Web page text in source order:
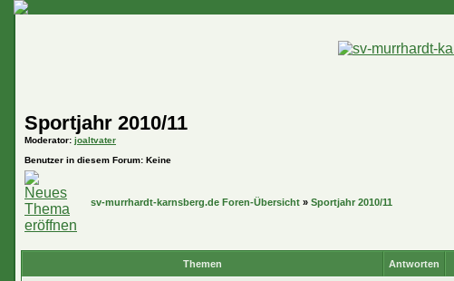
Sportjahr 2010/11
Moderator: joaltvater
Benutzer in diesem Forum: Keine
sv-murrhardt-karnsberg.de Foren-Übersicht » Sportjahr 2010/11
Themen Antworten